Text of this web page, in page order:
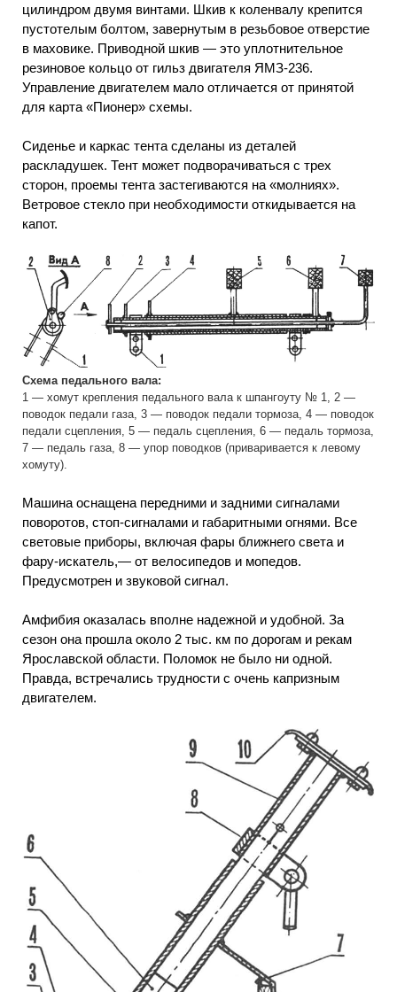
цилиндром двумя винтами. Шкив к коленвалу крепится
пустотелым болтом, завернутым в резьбовое отверстие
в маховике. Приводной шкив — это уплотнительное
резиновое кольцо от гильз двигателя ЯМЗ-236.
Управление двигателем мало отличается от принятой
для карта «Пионер» схемы.
Сиденье и каркас тента сделаны из деталей
раскладушек. Тент может подворачиваться с трех
сторон, проемы тента застегиваются на «молниях».
Ветровое стекло при необходимости откидывается на
капот.
Схема педального вала:
1 — хомут крепления педального вала к шпангоуту № 1, 2 —
поводок педали газа, 3 — поводок педали тормоза, 4 — поводок
педали сцепления, 5 — педаль сцепления, 6 — педаль тормоза,
7 — педаль газа, 8 — упор поводков (приваривается к левому
хомуту).
Машина оснащена передними и задними сигналами
поворотов, стоп-сигналами и габаритными огнями. Все
световые приборы, включая фары ближнего света и
фару-искатель,— от велосипедов и мопедов.
Предусмотрен и звуковой сигнал.
Амфибия оказалась вполне надежной и удобной. За
сезон она прошла около 2 тыс. км по дорогам и рекам
Ярославской области. Поломок не было ни одной.
Правда, встречались трудности с очень капризным
двигателем.